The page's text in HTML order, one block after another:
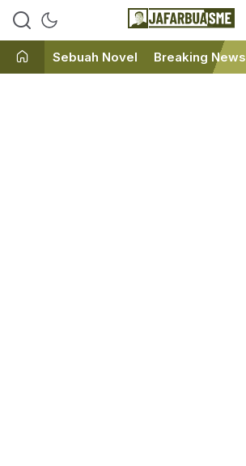
JafarBua
Ini bukan Media Online, Ini
Sebuah Novel Breaking News